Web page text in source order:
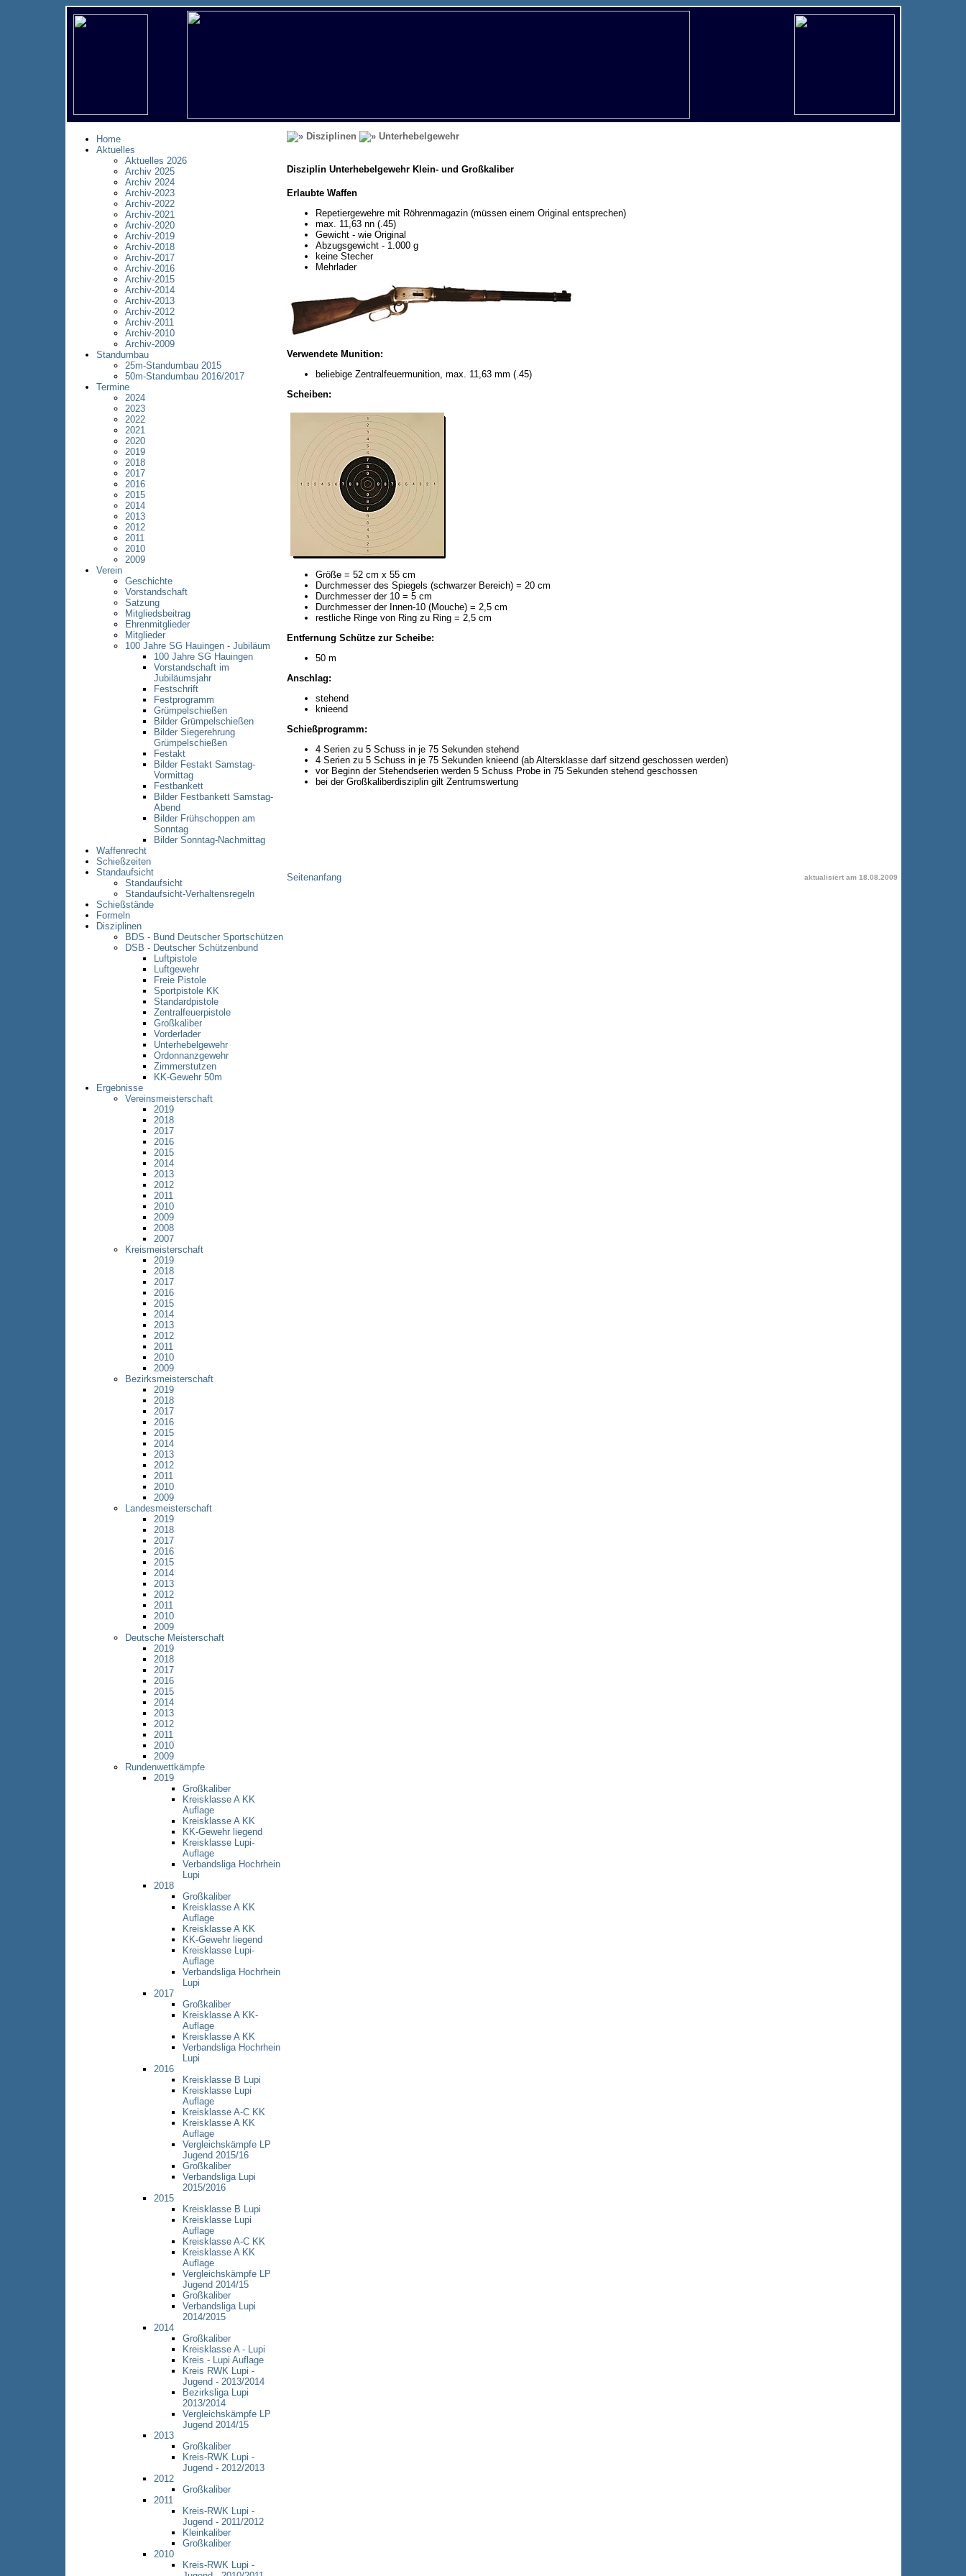
Home
Aktuelles
Aktuelles 2026
Archiv 2025
Archiv 2024
Archiv-2023
Archiv-2022
Archiv-2021
Archiv-2020
Archiv-2019
Archiv-2018
Archiv-2017
Archiv-2016
Archiv-2015
Archiv-2014
Archiv-2013
Archiv-2012
Archiv-2011
Archiv-2010
Archiv-2009
Standumbau
25m-Standumbau 2015
50m-Standumbau 2016/2017
Termine
2024
2023
2022
2021
2020
2019
2018
2017
2016
2015
2014
2013
2012
2011
2010
2009
Verein
Geschichte
Vorstandschaft
Satzung
Mitgliedsbeitrag
Ehrenmitglieder
Mitglieder
100 Jahre SG Hauingen - Jubiläum
100 Jahre SG Hauingen
Vorstandschaft im
Jubiläumsjahr
Festschrift
Festprogramm
Grümpelschießen
Bilder Grümpelschießen
Bilder Siegerehrung
Grümpelschießen
Festakt
Bilder Festakt Samstag-
Vormittag
Festbankett
Bilder Festbankett Samstag-
Abend
Bilder Frühschoppen am
Sonntag
Bilder Sonntag-Nachmittag
Waffenrecht
Schießzeiten
Standaufsicht
Standaufsicht
Standaufsicht-Verhaltensregeln
Schießstände
Formeln
Disziplinen
BDS - Bund Deutscher Sportschützen
DSB - Deutscher Schützenbund
Luftpistole
Luftgewehr
Freie Pistole
Sportpistole KK
Standardpistole
Zentralfeuerpistole
Großkaliber
Vorderlader
Unterhebelgewehr
Ordonnanzgewehr
Zimmerstutzen
KK-Gewehr 50m
Ergebnisse
Vereinsmeisterschaft
2019
2018
2017
2016
2015
2014
2013
2012
2011
2010
2009
2008
2007
Kreismeisterschaft
2019
2018
2017
2016
2015
2014
2013
2012
2011
2010
2009
Bezirksmeisterschaft
2019
2018
2017
2016
2015
2014
2013
2012
2011
2010
2009
Landesmeisterschaft
2019
2018
2017
2016
2015
2014
2013
2012
2011
2010
2009
Deutsche Meisterschaft
2019
2018
2017
2016
2015
2014
2013
2012
2011
2010
2009
Rundenwettkämpfe
2019
Großkaliber
Kreisklasse A KK
Auflage
Kreisklasse A KK
KK-Gewehr liegend
Kreisklasse Lupi-
Auflage
Verbandsliga Hochrhein
Lupi
2018
Großkaliber
Kreisklasse A KK
Auflage
Kreisklasse A KK
KK-Gewehr liegend
Kreisklasse Lupi-
Auflage
Verbandsliga Hochrhein
Lupi
2017
Großkaliber
Kreisklasse A KK-
Auflage
Kreisklasse A KK
Verbandsliga Hochrhein
Lupi
2016
Kreisklasse B Lupi
Kreisklasse Lupi
Auflage
Kreisklasse A-C KK
Kreisklasse A KK
Auflage
Vergleichskämpfe LP
Jugend 2015/16
Großkaliber
Verbandsliga Lupi
2015/2016
2015
Kreisklasse B Lupi
Kreisklasse Lupi
Auflage
Kreisklasse A-C KK
Kreisklasse A KK
Auflage
Vergleichskämpfe LP
Jugend 2014/15
Großkaliber
Verbandsliga Lupi
2014/2015
2014
Großkaliber
Kreisklasse A - Lupi
Kreis - Lupi Auflage
Kreis RWK Lupi -
Jugend - 2013/2014
Bezirksliga Lupi
2013/2014
Vergleichskämpfe LP
Jugend 2014/15
2013
Großkaliber
Kreis-RWK Lupi -
Jugend - 2012/2013
2012
Großkaliber
2011
Kreis-RWK Lupi -
Jugend - 2011/2012
Kleinkaliber
Großkaliber
2010
Kreis-RWK Lupi -
Disziplinen Unterhebelgewehr
Disziplin Unterhebelgewehr Klein- und Großkaliber
Erlaubte Waffen
Repetiergewehre mit Röhrenmagazin (müssen einem Original entsprechen)
max. 11,63 nn (.45)
Gewicht - wie Original
Abzugsgewicht - 1.000 g
keine Stecher
Mehrlader
Verwendete Munition:
beliebige Zentralfeuermunition, max. 11,63 mm (.45)
Scheiben:
Größe = 52 cm x 55 cm
Durchmesser des Spiegels (schwarzer Bereich) = 20 cm
Durchmesser der 10 = 5 cm
Durchmesser der Innen-10 (Mouche) = 2,5 cm
restliche Ringe von Ring zu Ring = 2,5 cm
Entfernung Schütze zur Scheibe:
50 m
Anschlag:
stehend
knieend
Schießprogramm:
4 Serien zu 5 Schuss in je 75 Sekunden stehend
4 Serien zu 5 Schuss in je 75 Sekunden knieend (ab Altersklasse darf sitzend geschossen werden)
vor Beginn der Stehendserien werden 5 Schuss Probe in 75 Sekunden stehend geschossen
bei der Großkaliberdisziplin gilt Zentrumswertung
Seitenanfang aktualisiert am 18.08.2009